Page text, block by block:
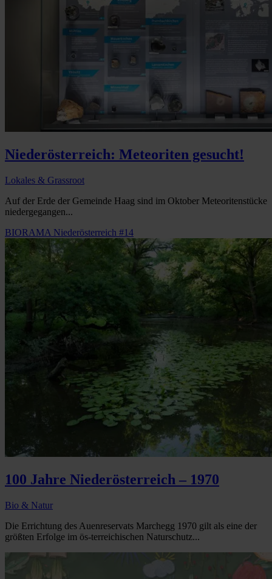
Niederösterreich: Meteoriten gesucht!
Lokales & Grassroot
Auf der Erde der Gemeinde Haag sind im Oktober Meteoritenstücke
niedergegangen...
BIORAMA Niederösterreich #14
100 Jahre Niederösterreich – 1970
Bio & Natur
Die Errichtung des Auenreservats Marchegg 1970 gilt als eine der
größten Erfolge im ös-terreichischen Naturschutz...